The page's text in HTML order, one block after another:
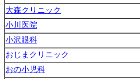
大森クリニック
小川医院
小沢眼科
おじまクリニック
おの小児科